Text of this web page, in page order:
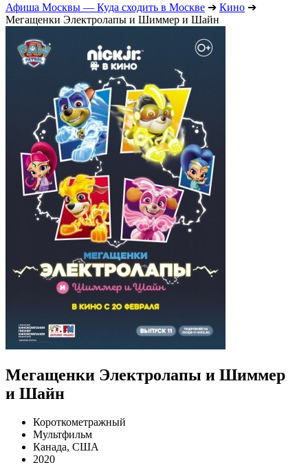
Афиша Москвы — Куда сходить в Москве ➔ Кино ➔
Мегащенки Электролапы и Шиммер и Шайн
Мегащенки Электролапы и Шиммер
и Шайн
Короткометражный
Мультфильм
Канада, США
2020